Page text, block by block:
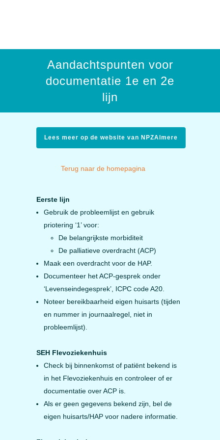
Aandachtspunten voor
documentatie 1e en 2e
lijn
Lees meer op de website van NPZAlmere
Terug naar de homepagina
Eerste lijn
Gebruik de probleemlijst en gebruik
priotering ‘1’ voor:
De belangrijkste morbiditeit
De palliatieve overdracht (ACP)
Maak een overdracht voor de HAP.
Documenteer het ACP-gesprek onder
‘Levenseindegesprek’, ICPC code A20.
Noteer bereikbaarheid eigen huisarts (tijden
en nummer in journaalregel, niet in
probleemlijst).
SEH Flevoziekenhuis
Check bij binnenkomst of patiënt bekend is
in het Flevoziekenhuis en controleer of er
documentatie over ACP is.
Als er geen gegevens bekend zijn, bel de
eigen huisarts/HAP voor nadere informatie.